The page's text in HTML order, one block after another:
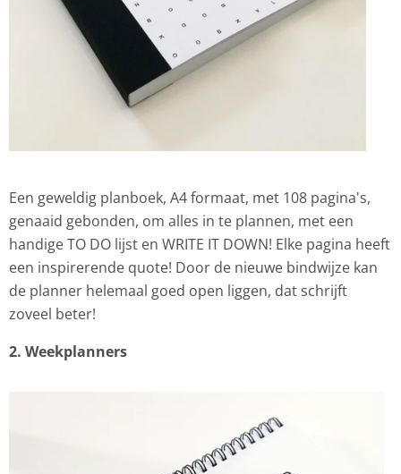
Een geweldig planboek, A4 formaat, met 108 pagina's,
genaaid gebonden, om alles in te plannen, met een
handige TO DO lijst en WRITE IT DOWN! Elke pagina heeft
een inspirerende quote! Door de nieuwe bindwijze kan
de planner helemaal goed open liggen, dat schrijft
zoveel beter!
2. Weekplanners